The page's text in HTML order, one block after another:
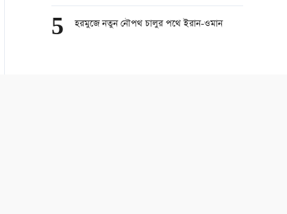
5 হরমুজে নতুন নৌপথ চালুর পথে ইরান-ওমান